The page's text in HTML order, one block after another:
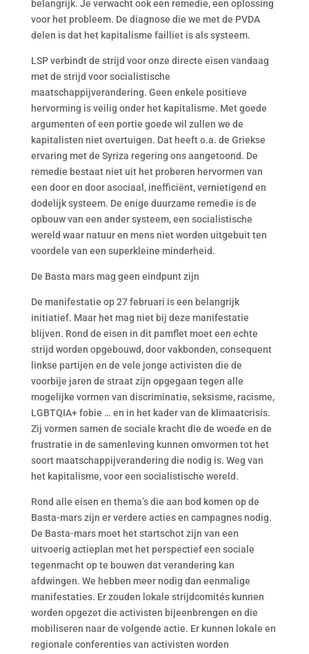
belangrijk. Je verwacht ook een remedie, een oplossing
voor het probleem. De diagnose die we met de PVDA
delen is dat het kapitalisme failliet is als systeem.
LSP verbindt de strijd voor onze directe eisen vandaag
met de strijd voor socialistische
maatschappijverandering. Geen enkele positieve
hervorming is veilig onder het kapitalisme. Met goede
argumenten of een portie goede wil zullen we de
kapitalisten niet overtuigen. Dat heeft o.a. de Griekse
ervaring met de Syriza regering ons aangetoond. De
remedie bestaat niet uit het proberen hervormen van
een door en door asociaal, inefficiënt, vernietigend en
dodelijk systeem. De enige duurzame remedie is de
opbouw van een ander systeem, een socialistische
wereld waar natuur en mens niet worden uitgebuit ten
voordele van een superkleine minderheid.
De Basta mars mag geen eindpunt zijn
De manifestatie op 27 februari is een belangrijk
initiatief. Maar het mag niet bij deze manifestatie
blijven. Rond de eisen in dit pamflet moet een echte
strijd worden opgebouwd, door vakbonden, consequent
linkse partijen en de vele jonge activisten die de
voorbije jaren de straat zijn opgegaan tegen alle
mogelijke vormen van discriminatie, seksisme, racisme,
LGBTQIA+ fobie … en in het kader van de klimaatcrisis.
Zij vormen samen de sociale kracht die de woede en de
frustratie in de samenleving kunnen omvormen tot het
soort maatschappijverandering die nodig is. Weg van
het kapitalisme, voor een socialistische wereld.
Rond alle eisen en thema’s die aan bod komen op de
Basta-mars zijn er verdere acties en campagnes nodig.
De Basta-mars moet het startschot zijn van een
uitvoerig actieplan met het perspectief een sociale
tegenmacht op te bouwen dat verandering kan
afdwingen. We hebben meer nodig dan eenmalige
manifestaties. Er zouden lokale strijdcomités kunnen
worden opgezet die activisten bijeenbrengen en die
mobiliseren naar de volgende actie. Er kunnen lokale en
regionale conferenties van activisten worden